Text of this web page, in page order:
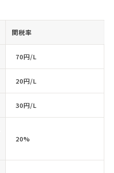
関税率
70円/L
20円/L
30円/L
20%